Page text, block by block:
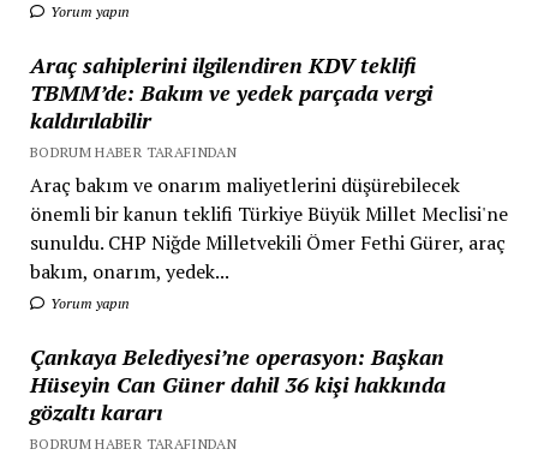
Yorum yapın
Araç sahiplerini ilgilendiren KDV teklifi
TBMM’de: Bakım ve yedek parçada vergi
kaldırılabilir
BODRUM HABER TARAFINDAN
Araç bakım ve onarım maliyetlerini düşürebilecek
önemli bir kanun teklifi Türkiye Büyük Millet Meclisi'ne
sunuldu. CHP Niğde Milletvekili Ömer Fethi Gürer, araç
bakım, onarım, yedek...
Yorum yapın
Çankaya Belediyesi’ne operasyon: Başkan
Hüseyin Can Güner dahil 36 kişi hakkında
gözaltı kararı
BODRUM HABER TARAFINDAN